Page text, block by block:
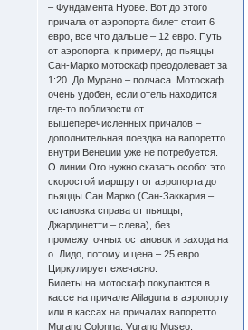
– Фундамента Нуове. Вот до этого
причала от аэропорта билет стоит 6
евро, все что дальше – 12 евро. Путь
от аэропорта, к примеру, до пьяццы
Сан-Марко мотоскаф преодолевает за
1:20. До Мурано – полчаса. Мотоскаф
очень удобен, если отель находится
где-то поблизости от
вышеперечисленных причалов –
дополнительная поездка на вапоретто
внутри Венеции уже не потребуется.
О линии Oro нужно сказать особо: это
скоростой маршрут от аэропорта до
пьяццы Сан Марко (Сан-Заккария –
остановка справа от пьяццы,
Джардинетти – слева), без
промежуточных остановок и захода на
о. Лидо, потому и цена – 25 евро.
Циркулирует ежечасно.
Билеты на мотоскаф покупаются в
кассе на причале Alilaguna в аэропорту
или в кассах на причалах вапоретто
Murano Colonna, Vurano Museo,